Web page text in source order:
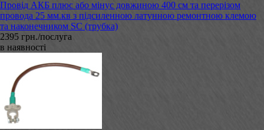
Провід АКБ плюс або мінус довжиною 400 см та перерізом
провода 25 мм.кв з підсиленною латунною ремонтною клемою
та наконечником SC (трубка)
2395 грн./послуга
в наявності